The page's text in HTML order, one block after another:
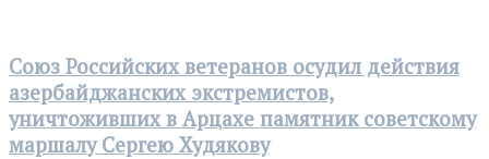
Союз Российских ветеранов осудил действия
азербайджанских экстремистов,
уничтоживших в Арцахе памятник советскому
маршалу Сергею Худякову